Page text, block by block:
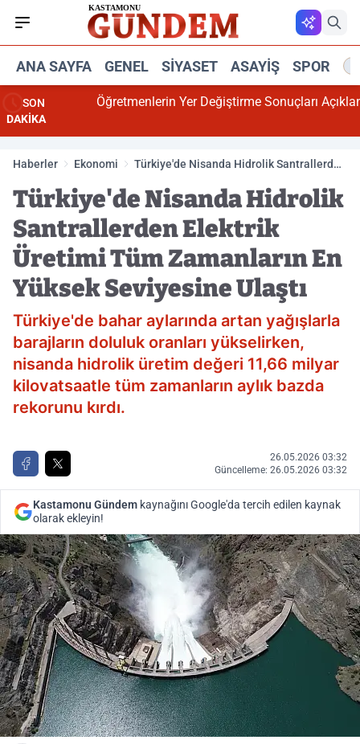
ANA SAYFA GENEL SIYASET ASAYIŞ SPOR
SON
DAKİKA
Öğretmenlerin Yer Değiştirme Sonuçları Açıklandı
Haberler Ekonomi
Türkiye'de Nisanda Hidrolik Santrallerden
Yüksek Seviyesine Ulaştı
Türkiye'de Nisanda Hidrolik
Santrallerden Elektrik
Üretimi Tüm Zamanların En
Yüksek Seviyesine Ulaştı
Türkiye'de bahar aylarında artan yağışlarla
barajların doluluk oranları yükselirken,
nisanda hidrolik üretim değeri 11,66 milyar
kilovatsaatle tüm zamanların aylık bazda
rekorunu kırdı.
26.05.2026 03:32
Güncelleme: 26.05.2026 03:32
Kastamonu Gündem kaynağını Google'da tercih edilen kaynak
olarak ekleyin!